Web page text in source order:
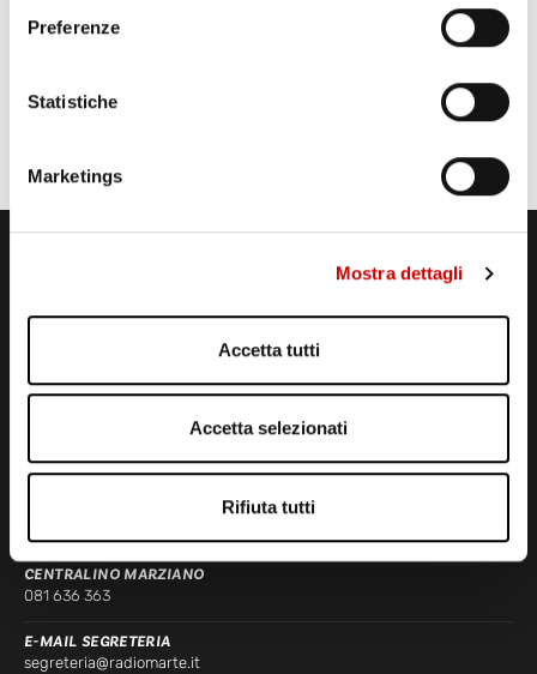
Preferenze
Statistiche
Marketings
Mostra dettagli
Accetta tutti
Accetta selezionati
Rifiuta tutti
STUDI DI REGISTRAZIONE
80144 – Napoli
CENTRALINO MARZIANO
081 636 363
E-MAIL SEGRETERIA
segreteria@radiomarte.it